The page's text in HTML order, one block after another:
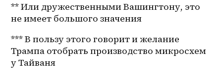
** Или дружественными Вашингтону, это
не имеет большого значения
*** В пользу этого говорит и желание
Трампа отобрать производство микросхем
у Тайваня